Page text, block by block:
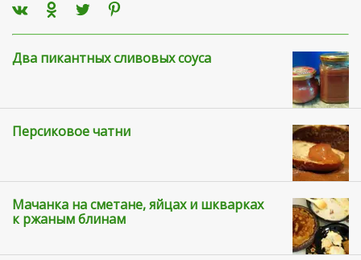
Два пикантных сливовых соуса
Персиковое чатни
Мачанка на сметане, яйцах и шкварках
к ржаным блинам